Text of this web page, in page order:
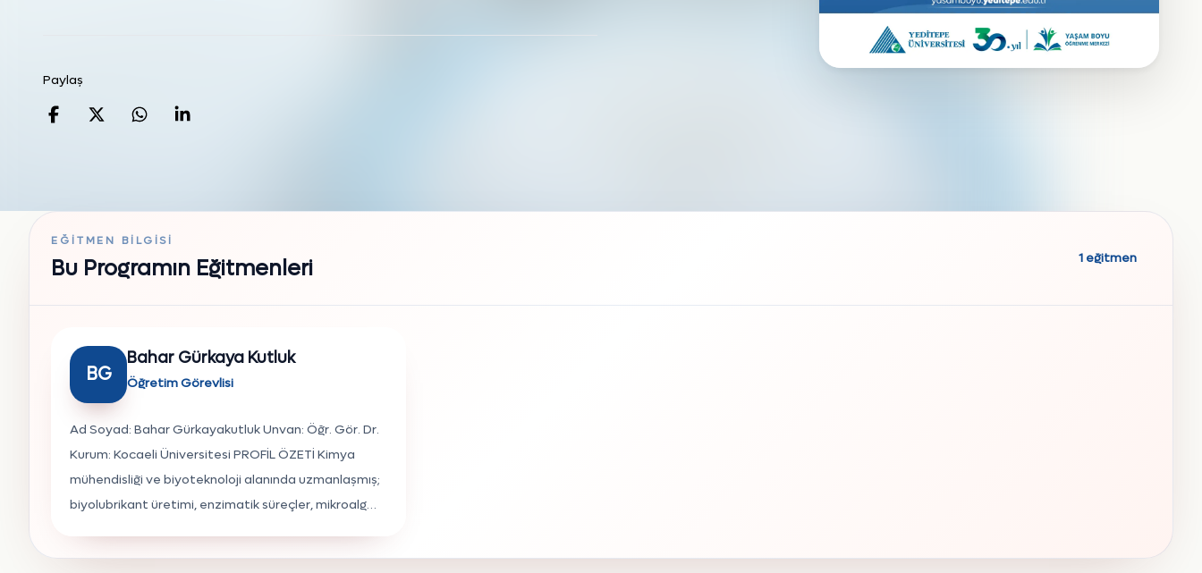
Paylaş
Facebook'da paylaş
Twitter'da paylaş
WhatsApp'da paylaş
Linkedin'de paylaş
EĞITMEN BILGISI
Bu Programın Eğitmenleri 1 eğitmen
BG
Bahar Gürkaya Kutluk
Öğretim Görevlisi
Ad Soyad: Bahar Gürkayakutluk Unvan: Öğr. Gör. Dr.
Kurum: Kocaeli Üniversitesi PROFİL ÖZETİ Kimya
mühendisliği ve biyoteknoloji alanında uzmanlaşmış;
biyolubrikant üretimi, enzimatik süreçler, mikroalg
akademik çalışmalar yürüten öğretim görevlisi.